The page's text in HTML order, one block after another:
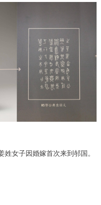
女子因婚嫁首次来到邿国。